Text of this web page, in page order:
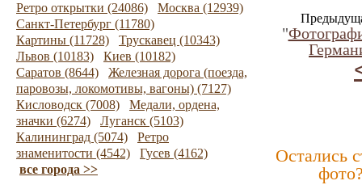
Ретро открытки (24086)
Москва (12939)
Санкт-Петербург (11780)
Картины (11728)
Трускавец (10343)
Львов (10183)
Киев (10182)
Саратов (8644)
Железная дорога (поезда,
паровозы, локомотивы, вагоны) (7127)
Кисловодск (7008)
Медали, ордена,
значки (6274)
Луганск (5103)
Калининград (5074)
Ретро
знаменитости (4542)
Гусев (4162)
все города >>
"
Остались